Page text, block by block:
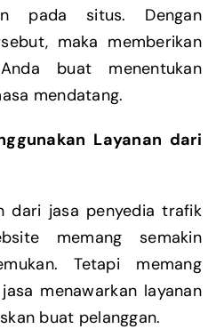
pada situs. Dengan
maka memberikan
buat menentukan
mendatang.
Layanan dari
dari jasa penyedia trafik
memang semakin
Tetapi memang
menawarkan layanan
buat pelanggan.